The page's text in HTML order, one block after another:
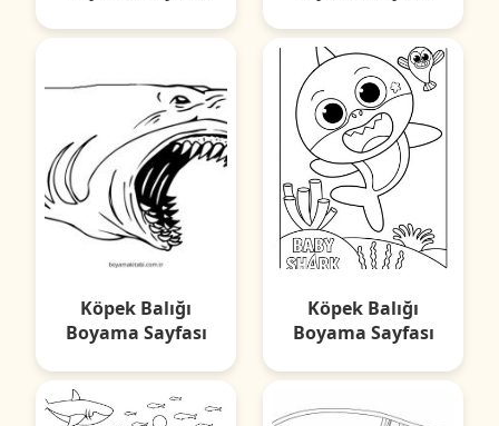
Köpek Balığı
Boyama Sayfası
Köpek Balığı
Boyama Sayfası